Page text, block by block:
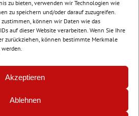
zu bieten, verwenden wir Technologien wie
zu speichern und/oder darauf zuzugreifen.
zustimmen, können wir Daten wie das
auf dieser Website verarbeiten. Wenn Sie Ihre
zurückziehen, können bestimmte Merkmale
Akzeptieren
Ablehnen